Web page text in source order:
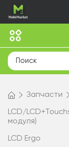
Запчасти
LCD/
модуля)
LCD Ergo